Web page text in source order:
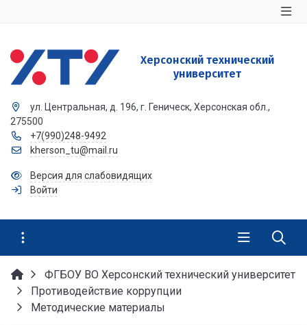
Херсонский технический
университет
ул. Центральная, д. 196, г. Геническ, Херсонская обл.,
275500
+7(990)248-9492
kherson_tu@mail.ru
Версия для слабовидящих
Войти
ФГБОУ ВО Херсонский технический университет
Противодействие коррупции
Методические материалы